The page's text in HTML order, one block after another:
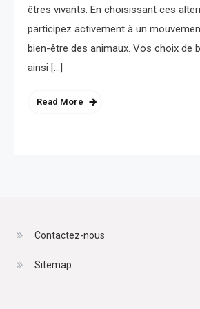
êtres vivants. En choisissant ces
participez activement à un
bien-être des animaux. Vos choix de
ainsi […]
Read More
Contactez-nous
Sitemap